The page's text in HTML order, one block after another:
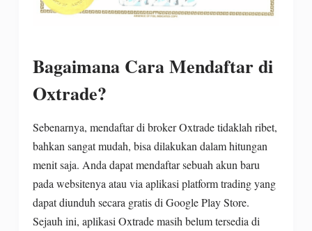
Bagaimana Cara Mendaftar di
Oxtrade?
Sebenarnya, mendaftar di broker Oxtrade tidaklah ribet,
bahkan sangat mudah, bisa dilakukan dalam hitungan
menit saja. Anda dapat mendaftar sebuah akun baru
pada websitenya atau via aplikasi platform trading yang
dapat diunduh secara gratis di Google Play Store.
Sejauh ini, aplikasi Oxtrade masih belum tersedia di